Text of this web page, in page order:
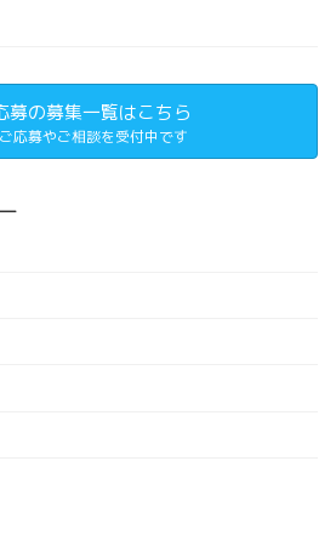
募の募集一覧はこちら
応募やご相談を受付中です